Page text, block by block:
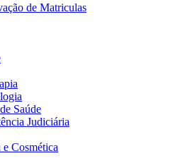
de Matriculas
Saúde
Judiciária
Cosmética